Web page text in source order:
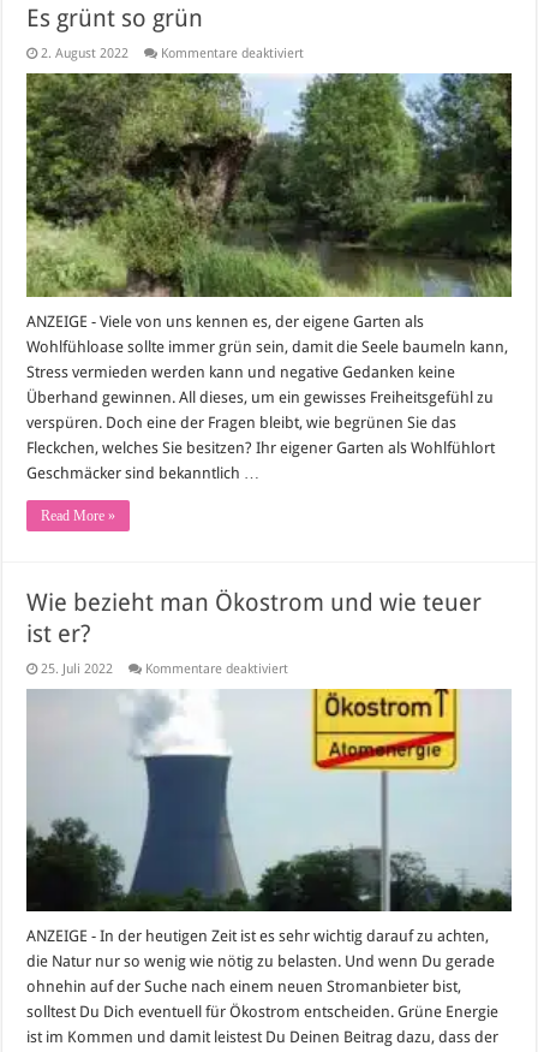
Es grünt so grün
2. August 2022 Kommentare deaktiviertfür
grünt
so
grün
ANZEIGE - Viele von uns kennen es, der eigene Garten als
Wohlfühloase sollte immer grün sein, damit die Seele baumeln kann,
Stress vermieden werden kann und negative Gedanken keine
Überhand gewinnen. All dieses, um ein gewisses Freiheitsgefühl zu
verspüren. Doch eine der Fragen bleibt, wie begrünen Sie das
Fleckchen, welches Sie besitzen? Ihr eigener Garten als Wohlfühlort
Geschmäcker sind bekanntlich …
Read More »
Wie bezieht man Ökostrom und wie teuer
ist er?
25. Juli 2022 Kommentare deaktiviertfür
bezieht
Ökostrom
teuer
ANZEIGE - In der heutigen Zeit ist es sehr wichtig darauf zu achten,
die Natur nur so wenig wie nötig zu belasten. Und wenn Du gerade
ohnehin auf der Suche nach einem neuen Stromanbieter bist,
solltest Du Dich eventuell für Ökostrom entscheiden. Grüne Energie
ist im Kommen und damit leistest Du Deinen Beitrag dazu, dass der